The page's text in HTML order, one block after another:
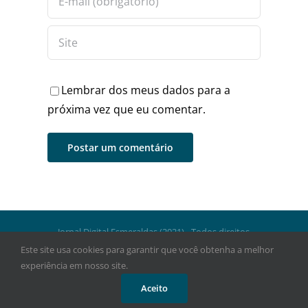
Lembrar dos meus dados para a
próxima vez que eu comentar.
Jornal Digital Esmeraldas (2021) - Todos direitos
reservados.
FacebookInstagram
Este site usa cookies para garantir que você obtenha a melhor
experiência em nosso site.
Aceito